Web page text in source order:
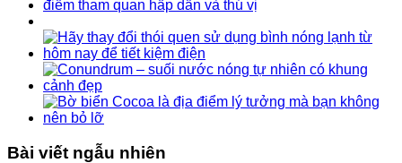
Bài viết ngẫu nhiên